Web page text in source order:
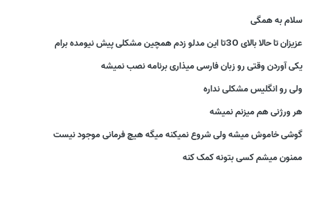
سلام به همگی
عزیزان تا حالا بالای 30تا این مدلو زدم همچین مشکلی پیش نیومده برام
یکی آوردن وقتی رو زبان فارسی میذاری برنامه نصب نمیشه
ولی رو انگلیس مشکلی نداره
هر ورژنی هم میزنم نمیشه
گوشی خاموش میشه ولی شروع نمیکنه میگه هیچ فرمانی موجود نیست
ممنون میشم کسی بتونه کمک کنه